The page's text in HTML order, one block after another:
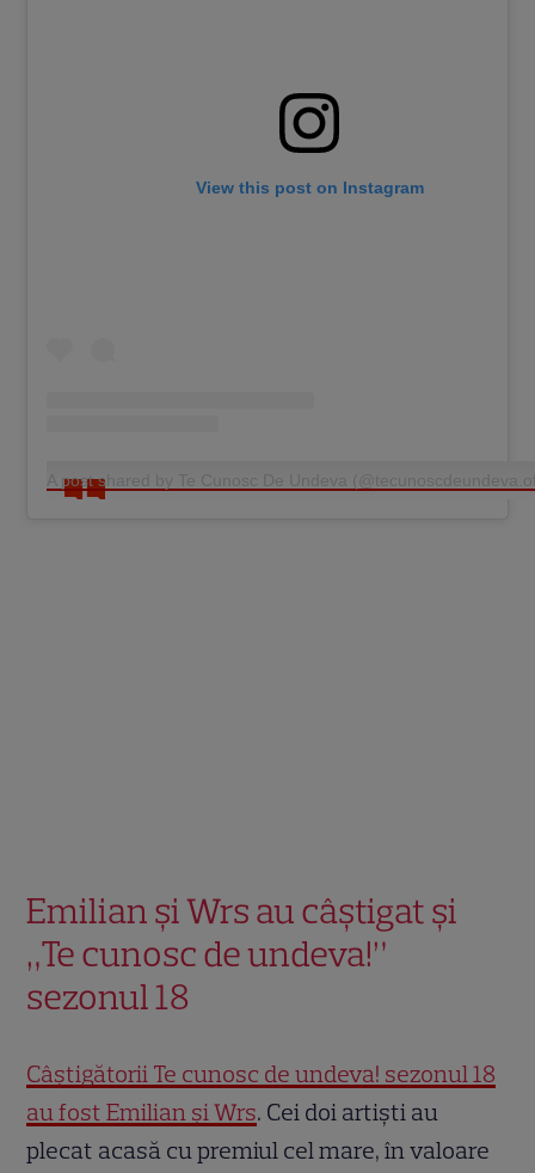
View this post on Instagram
A post shared by Te Cunosc De Undeva
Emilian și Wrs au câștigat și
„Te cunosc de undeva!”
sezonul 18
Câștigătorii Te cunosc de undeva! sezonul 18
au fost Emilian și Wrs. Cei doi artiști au
plecat acasă cu premiul cel mare, în valoare